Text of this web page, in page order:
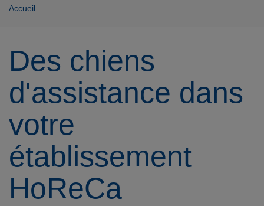
Accueil
Des chiens
d'assistance dans
votre
établissement
HoReCa